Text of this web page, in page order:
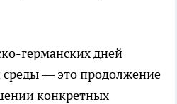
германских дней
— это продолжение
конкретных